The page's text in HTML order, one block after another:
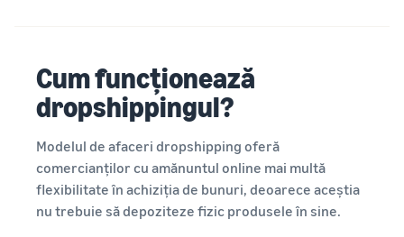
bază de pește,
dintr-o idee
locală într-o
înfloritoare. O
poveste
adevărată, o
creștere reală.
de
expediere
mai mici
pentru
marca la Amazon și
obține acces la
instrumentele de
protecție și
marketing ale
mărcii
diferite
metode de
expediere
Produse
populare
la
lansarea
vânzărilor
Găsește categoria ta
de produse
Cum funcționează
dropshippingul?
Modelul de afaceri dropshipping oferă
comercianților cu amănuntul online mai multă
flexibilitate în achiziția de bunuri, deoarece aceștia
nu trebuie să depoziteze fizic produsele în sine.